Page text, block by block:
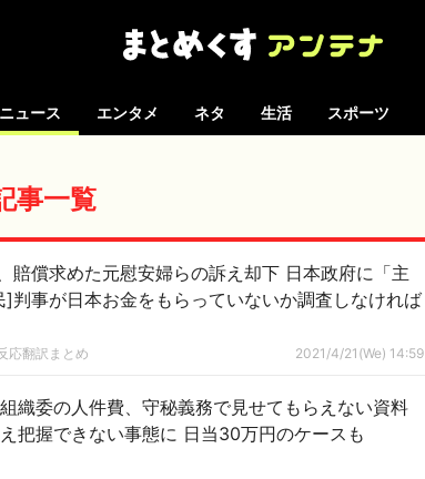
ニュース エンタメ ネタ 生活 スポーツ
事一覧
賠償求めた元慰安婦らの訴え却下 日本政府に「主
判事が日本お金をもらっていないか調査しなければ
応翻訳まとめ 2021/4/21(We) 14:59
織委の人件費、守秘義務で見せてもらえない資料
把握できない事態に 日当30万円のケースも